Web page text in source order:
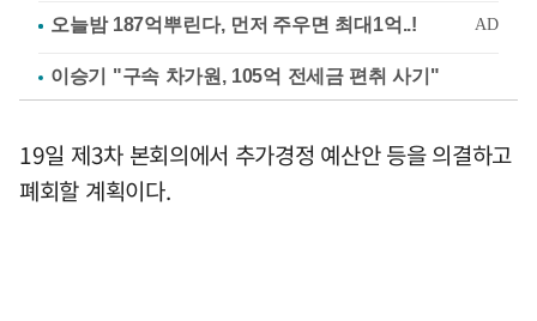
이승기 "구속 차가원, 105억 전세금 편취 사기"
19일 제3차 본회의에서 추가경정 예산안 등을 의결하고
폐회할 계획이다.